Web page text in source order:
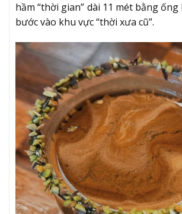
hầm “thời gian” dài 11 mét bằng
bước vào khu vực “thời xưa cũ”.